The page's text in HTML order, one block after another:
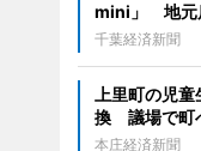
mini」 地元
千葉経済新聞
上里町の児
換 議場で町
本庄経済新聞